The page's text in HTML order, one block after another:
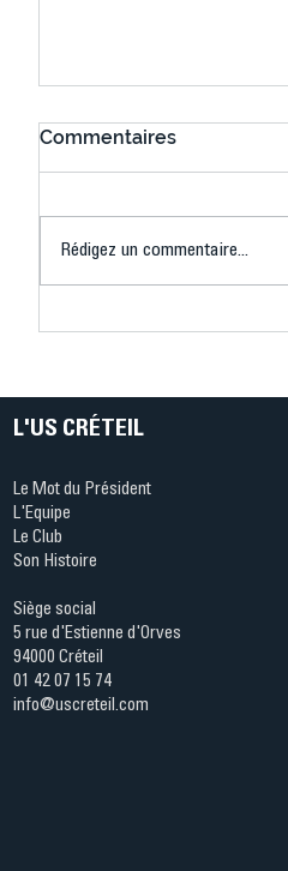
Ping ? Quand le
Commentaires
Rédigez un commentaire...
L'US CRÉTEIL
Le Mot du Président
L'Equipe
Le Club
Son Histoire
Siège social
5 rue d'Estienne d'Orves
94000 Créteil
01 42 07 15 74
info@uscreteil.com